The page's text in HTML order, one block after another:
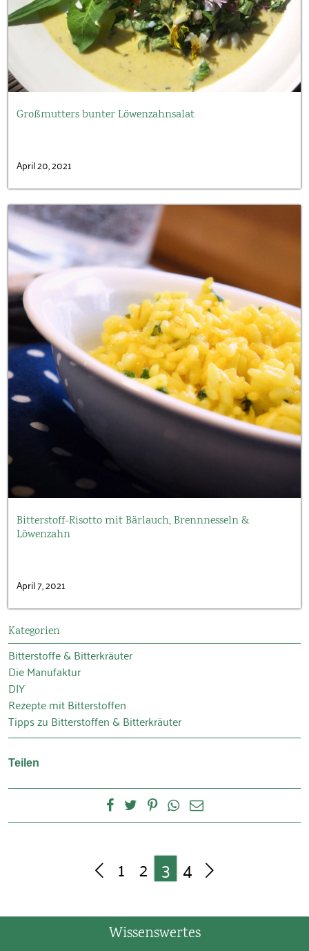
Kategorien
Bitterstoffe & Bitterkräuter
Die Manufaktur
DIY
Rezepte mit Bitterstoffen
Tipps zu Bitterstoffen & Bitterkräuter
Teilen
Großmutters bunter Löwenzahnsalat
April 20, 2021
Bitterstoff-Risotto mit Bärlauch, Brennnesseln &
Löwenzahn
April 7, 2021
1 2 3 4
Wissenswertes